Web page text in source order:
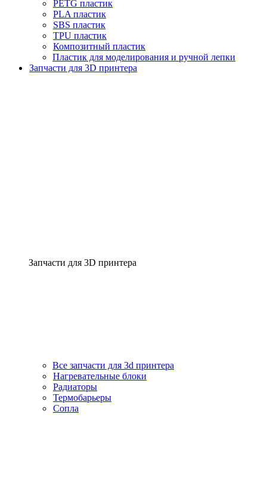
PETG пластик
PLA пластик
SBS пластик
TPU пластик
Композитный пластик
Пластик для моделирования и ручной лепки
Запчасти для 3D принтера
Запчасти для 3D принтера
Все запчасти для 3d принтера
Нагревательные блоки
Радиаторы
Термобарьеры
Сопла